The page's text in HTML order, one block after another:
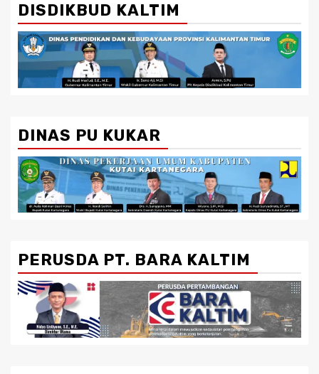
DISDIKBUD KALTIM
DINAS PU KUKAR
PERUSDA PT. BARA KALTIM